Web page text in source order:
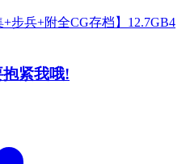
+步兵+附全CG存档】12.7GB4
紧我哦!